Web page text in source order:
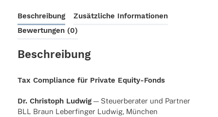
Beschreibung
Zusätzliche Informationen
Bewertungen (0)
Beschreibung
Tax Compliance für Private Equity-Fonds
Dr. Chris­toph Ludwig— Steu­er­be­ra­ter und Part­ner
BLL Braun Leber­fin­ger Ludwig, München